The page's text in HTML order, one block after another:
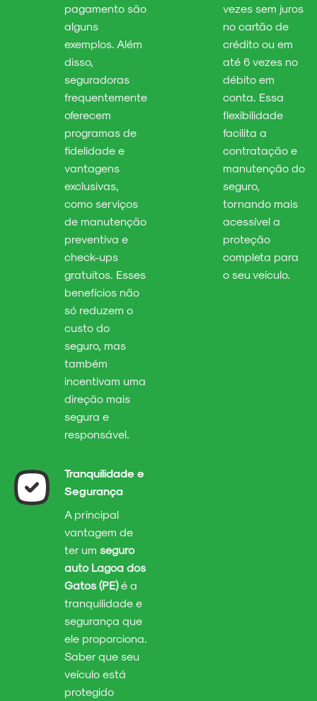
pagamento são
alguns
exemplos. Além
disso,
seguradoras
frequentemente
oferecem
programas de
fidelidade e
vantagens
exclusivas,
como serviços
de manutenção
preventiva e
check-ups
gratuitos. Esses
benefícios não
só reduzem o
custo do
seguro, mas
também
incentivam uma
direção mais
segura e
responsável.
vezes sem juros
no cartão de
crédito ou em
até 6 vezes no
débito em
conta. Essa
flexibilidade
facilita a
contratação e
manutenção do
seguro,
tornando mais
acessível a
proteção
completa para
o seu veículo.
Tranquilidade e
Segurança
A principal
vantagem de
ter um seguro
auto Lagoa dos
Gatos (PE)é a
tranquilidade e
segurança que
ele proporciona.
Saber que seu
veículo está
protegido